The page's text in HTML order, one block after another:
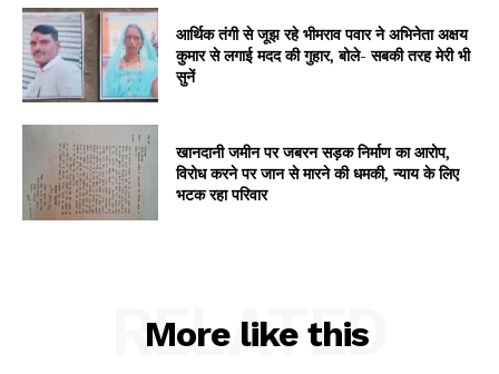
आर्थिक तंगी से जूझ रहे भीमराव पवार ने अभिनेता अक्षय
कुमार से लगाई मदद की गुहार, बोले- सबकी तरह मेरी भी
सुनें
खानदानी जमीन पर जबरन सड़क निर्माण का आरोप,
विरोध करने पर जान से मारने की धमकी, न्याय के लिए
भटक रहा परिवार
More like this
RELATED